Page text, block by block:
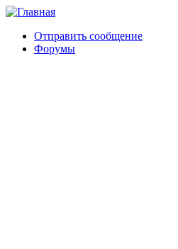
Отправить сообщение
Форумы